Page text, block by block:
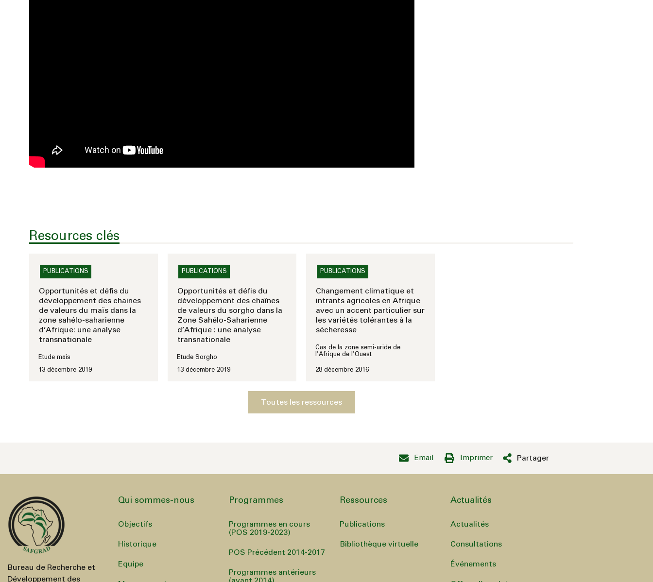
Resources clés
PUBLICATIONS
Opportunités et défis du
développement des chaines
de valeurs du maïs dans la
zone sahélo-saharienne
d’Afrique: une analyse
transnationale
Etude mais
13 décembre 2019
PUBLICATIONS
Opportunités et défis du
développement des chaînes
de valeurs du sorgho dans la
Zone Sahélo-Saharienne
d’Afrique : une analyse
transnationale
Etude Sorgho
13 décembre 2019
PUBLICATIONS
Changement climatique et
intrants agricoles en Afrique
avec un accent particulier sur
les variétés tolérantes à la
sécheresse
Cas de la zone semi-aride de
l’Afrique de l’Ouest
28 décembre 2016
Toutes les ressources
Email Imprimer Partager
Bureau de Recherche et
Développement des
Qui sommes-nous
Objectifs
Historique
Equipe
Programmes
Programmes en cours
(POS 2019-2023)
POS Précédent 2014-2017
Programmes antérieurs
(avant 2014)
Ressources
Publications
Bibliothèque virtuelle
Actualités
Actualités
Consultations
Événements